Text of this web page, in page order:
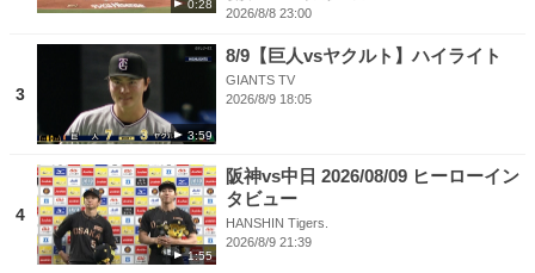
0:28
2026/8/8 23:00
3
3:59
8/9【巨人vsヤクルト】ハイライト
GIANTS TV
2026/8/9 18:05
4
1:55
阪神vs中日 2026/08/09 ヒーローイン
タビュー
HANSHIN Tigers.
2026/8/9 21:39